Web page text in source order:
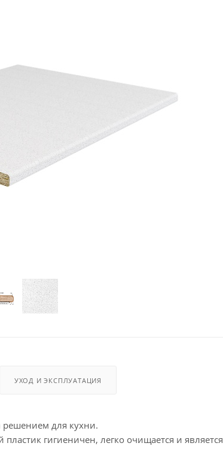
УХОД И ЭКСПЛУАТАЦИЯ
для кухни.
гигиеничен, легко очищается и является